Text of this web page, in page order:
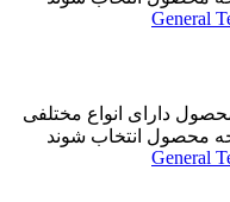
دارای انواع مختلفی
محصول انتخاب شوند